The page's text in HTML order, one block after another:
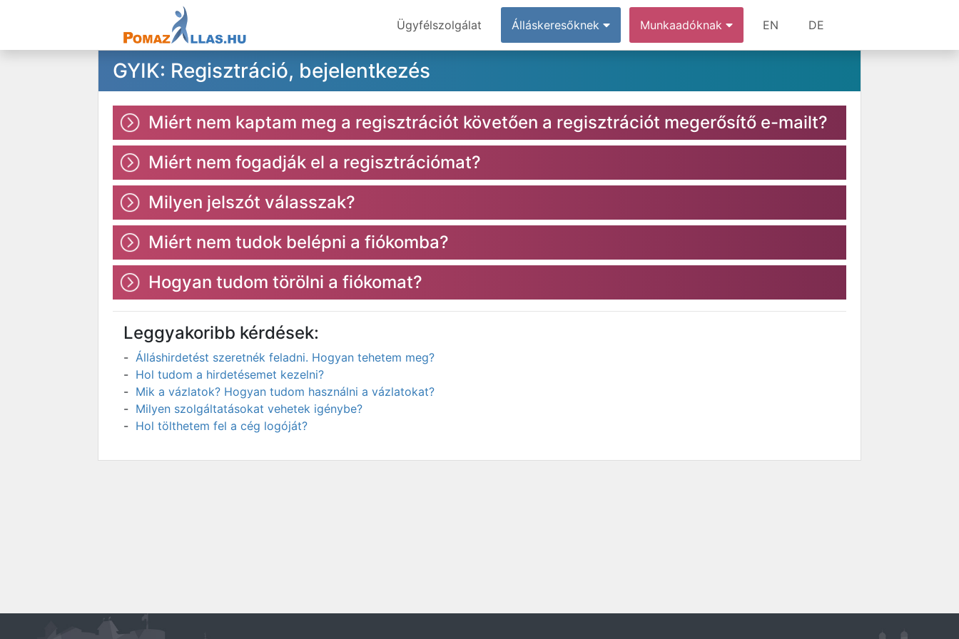
Ügyfélszolgálat Álláskeresőknek Munkaadóknak EN DE
GYIK: Regisztráció, bejelentkezés
Miért nem kaptam meg a regisztrációt követően a regisztrációt megerősítő e-mailt?
Miért nem fogadják el a regisztrációmat?
Milyen jelszót válasszak?
Miért nem tudok belépni a fiókomba?
Hogyan tudom törölni a fiókomat?
Leggyakoribb kérdések:
Álláshirdetést szeretnék feladni. Hogyan tehetem meg?
Hol tudom a hirdetésemet kezelni?
Mik a vázlatok? Hogyan tudom használni a vázlatokat?
Milyen szolgáltatásokat vehetek igénybe?
Hol tölthetem fel a cég logóját?